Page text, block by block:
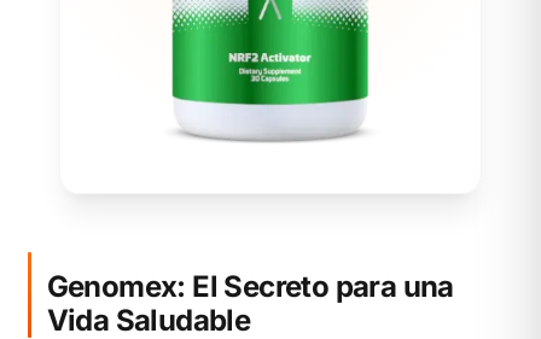
Genomex: El Secreto para una
Vida Saludable